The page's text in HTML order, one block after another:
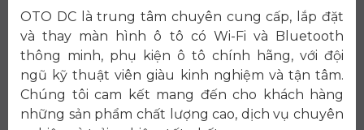
OTO DC là trung tâm chuyên cung cấp, lắp đặt
và thay màn hình ô tô có Wi-Fi và Bluetooth
thông minh, phụ kiện ô tô chính hãng, với đội
ngũ kỹ thuật viên giàu kinh nghiệm và tận tâm.
Chúng tôi cam kết mang đến cho khách hàng
những sản phẩm chất lượng cao, dịch vụ chuyên